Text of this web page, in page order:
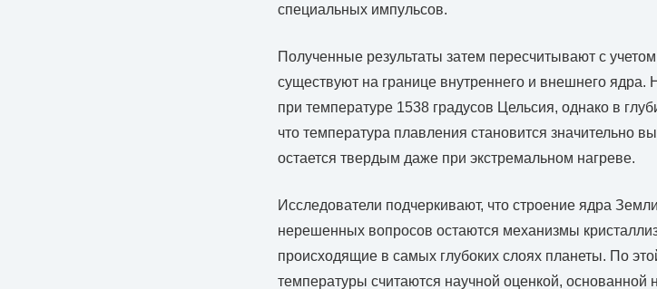
специальных импульсов.
Полученные результаты затем пересчитывают с
существуют на границе внутреннего и внешнего
при температуре 1538 градусов Цельсия, однако в
что температура плавления становится значительно
остается твердым даже при экстремальном нагреве.
Исследователи подчеркивают, что строение ядра
нерешенных вопросов остаются механизмы
происходящие в самых глубоких слоях планеты. По
температуры считаются научной оценкой, основанной